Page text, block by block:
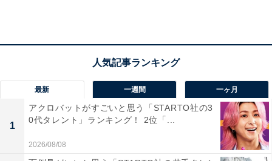
第3位は、ヒョンビンさん。Netflix制作のドラマ『愛の不
時着』で共演したソン・イェジンさんとの結婚は、世界
中のファンを熱狂させました。
回答者からは、「芸術作品みたいな欠点のない顔がとて
も素敵なので（36歳女性）」「まぁ、非の打ちどころが
最新 一週間 一ヶ月
1
アクロバットがすごいと思う「STARTO社の3
0代タレント」ランキング！ 2位「...
2026/08/08